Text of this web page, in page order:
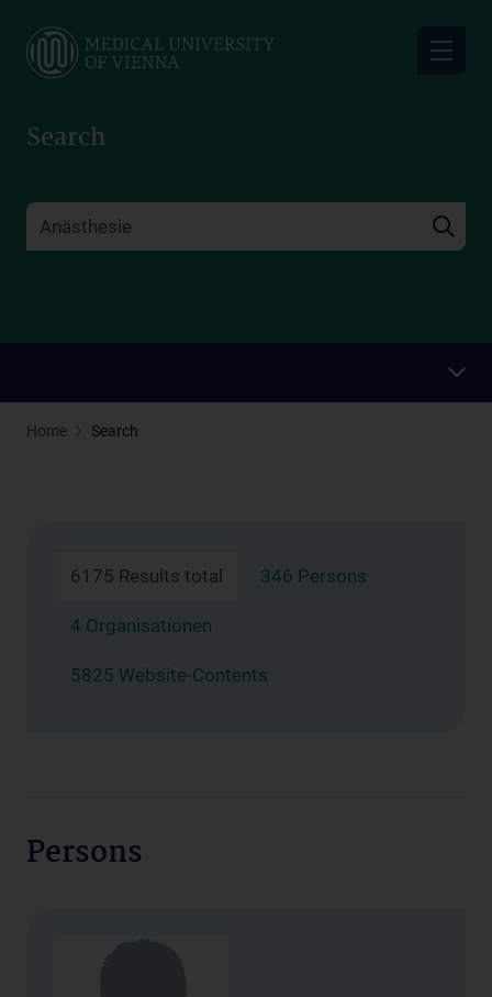
main
Search
Home Search
6175 Results total 346 Persons
4 Organisationen
5825 Website-Contents
Persons